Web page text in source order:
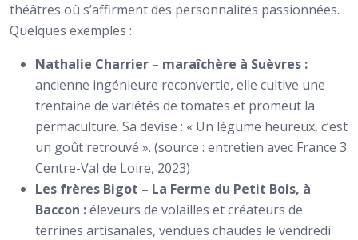
théâtres où s’affirment des personnalités passionnées.
Quelques exemples :
Nathalie Charrier – maraîchère à Suèvres :
ancienne ingénieure reconvertie, elle cultive une
trentaine de variétés de tomates et promeut la
permaculture. Sa devise : « Un légume heureux, c’est
un goût retrouvé ». (source : entretien avec France 3
Centre-Val de Loire, 2023)
Les frères Bigot – La Ferme du Petit Bois, à
Baccon :éleveurs de volailles et créateurs de
terrines artisanales, vendues chaudes le vendredi